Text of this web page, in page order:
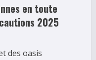
en toute
2025
des oasis